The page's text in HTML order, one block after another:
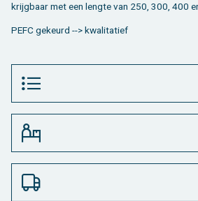
krijg­baar met een leng­te van 250, 300, 400
PEFC ge­keurd --> kwa­li­ta­tief